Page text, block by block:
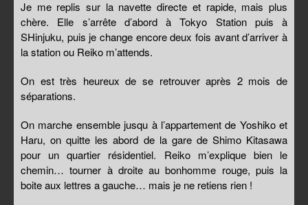
Je me replis sur la navette directe et rapide, mais plus
chère. Elle s’arrête d’abord à Tokyo Station puis à
SHinjuku, puis je change encore deux fois avant d’arriver à
la station ou Reiko m’attends.
On est très heureux de se retrouver après 2 mois de
séparations.
On marche ensemble jusqu à l’appartement de Yoshiko et
Haru, on quitte les abord de la gare de Shimo Kitasawa
pour un quartier résidentiel. Reiko m’explique bien le
chemin… tourner à droite au bonhomme rouge, puis la
boite aux lettres a gauche… mais je ne retiens rien !